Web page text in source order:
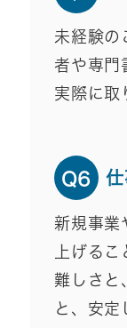
未経験の
者や専門
実際に取
Q6
新規事業
上げる
難しさと
と、安定